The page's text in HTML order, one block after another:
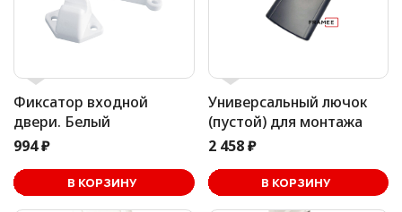
Фиксатор входной
двери. Белый
994 ₽
В КОРЗИНУ
Универсальный лючок
(пустой) для монтажа
2 458 ₽
В КОРЗИНУ
В корзине